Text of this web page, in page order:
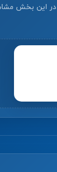
در این بخش